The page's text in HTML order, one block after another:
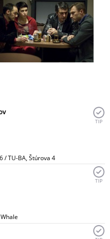
/ TU-BA, Štúrova 4
TIP
TIP